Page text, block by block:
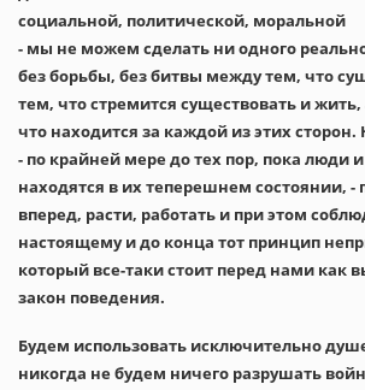
социальной, политической, моральной
- мы не можем сделать ни одного
без борьбы, без битвы между тем, что
тем, что стремится существовать и
что находится за каждой из этих
- по крайней мере до тех пор, пока люди
находятся в их теперешнем состоянии, -
вперед, расти, работать и при этом
настоящему и до конца тот принцип
который все-таки стоит перед нами
закон поведения.
Будем использовать исключительно
никогда не будем ничего разрушать